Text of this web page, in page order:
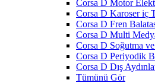
Corsa D Motor
Corsa D Karoser iç
Corsa D Fren
Corsa D Multi
Corsa D Soğutma
Corsa D Periyodik
Corsa D Dış
Tümünü Gör